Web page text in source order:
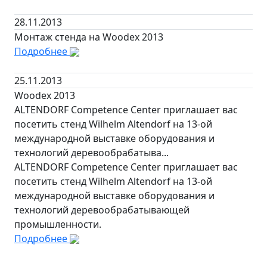
28.11.2013
Монтаж стенда на Woodex 2013
Подробнее
25.11.2013
Woodex 2013
ALTENDORF Competence Center приглашает вас
посетить стенд Wilhelm Altendorf на 13-ой
международной выставке оборудования и
технологий деревообрабатыва...
ALTENDORF Competence Center приглашает вас
посетить стенд Wilhelm Altendorf на 13-ой
международной выставке оборудования и
технологий деревообрабатывающей
промышленности.
Подробнее